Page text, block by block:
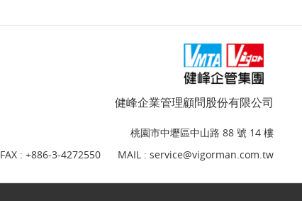
健峰企業管理顧問股份有限公司
桃園市中壢區中山路 88 號 14 樓
FAX : +886-3-4272550 MAIL : service@vigorman.com.tw